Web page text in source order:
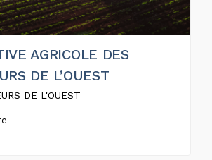
AGRICOLE DES
DE L’OUEST
DE L'OUEST